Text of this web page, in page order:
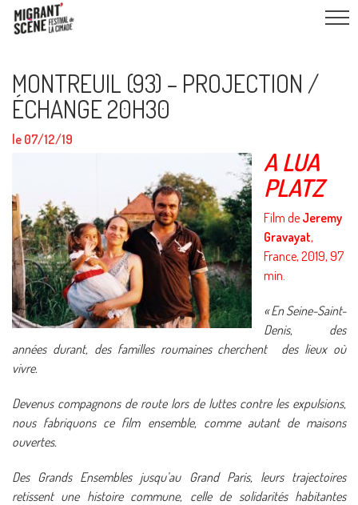
MONTREUIL (93) – PROJECTION /
ÉCHANGE 20H30
le 07/12/19
A LUA
PLATZ
Film de Jeremy
Gravayat,
France, 2019, 97
min.
« En Seine-Saint-
Denis, des
années durant, des familles roumaines cherchent des lieux où
vivre.
Devenus compagnons de route lors de luttes contre les expulsions,
nous fabriquons ce film ensemble, comme autant de maisons
ouvertes.
Des Grands Ensembles jusqu’au Grand Paris, leurs trajectoires
retissent une histoire commune, celle de solidarités habitantes